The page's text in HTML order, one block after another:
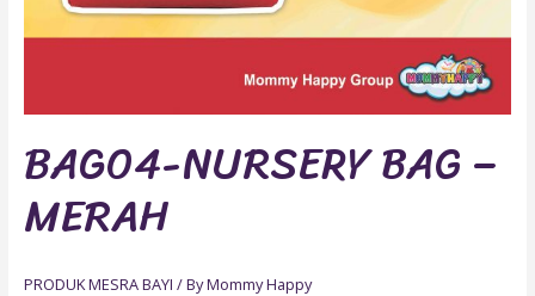
BAG04-NURSERY BAG –
MERAH
PRODUK MESRA BAYI / ByMommy Happy